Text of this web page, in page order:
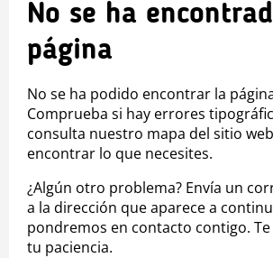
No se ha
página
No se ha podido encontrar la
Comprueba si hay errores
consulta nuestro mapa del sitio
encontrar lo que necesites.
¿Algún otro problema? Envía un
a la dirección que aparece a
pondremos en contacto contigo.
tu paciencia.